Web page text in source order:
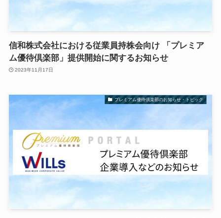
信和株式会社における従業員持株会向け 「プレミア
ム優待倶楽部」提供開始に関するお知らせ
2023年11月17日
プレミアム優待倶楽部のお知らせ・トピック